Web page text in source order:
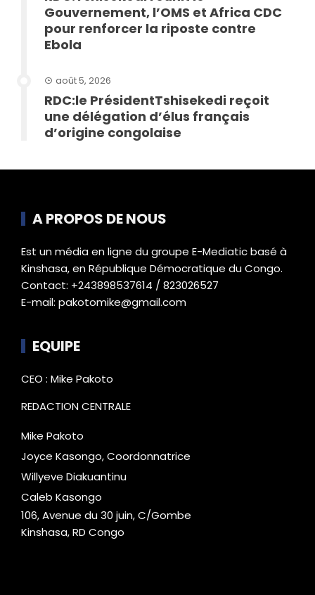
Gouvernement, l’OMS et Africa CDC
pour renforcer la riposte contre
Ebola
août 5, 2026
RDC:le PrésidentTshisekedi reçoit
une délégation d’élus français
d’origine congolaise
A PROPOS DE NOUS
Est un média en ligne du groupe E-Mediatic basé à
Kinshasa, en République Démocratique du Congo.
Contact: +243898537614 / 823026527
E-mail: pakotomike@gmail.com
EQUIPE
CEO : Mike Pakoto
REDACTION CENTRALE
Mike Pakoto
Joyce Kasongo, Coordonnatrice
Willyeve Diakuantinu
Caleb Kasongo
106, Avenue du 30 juin, C/Gombe
Kinshasa, RD Congo